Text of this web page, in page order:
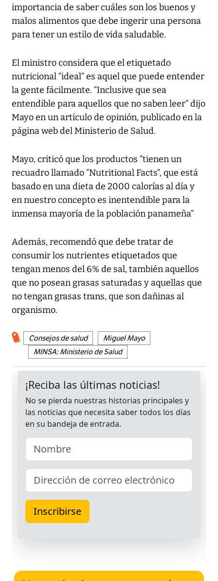
importancia de saber cuáles son los buenos y
malos alimentos que debe ingerir una persona
para tener un estilo de vida saludable.
El ministro considera que el etiquetado
nutricional “ideal” es aquel que puede entender
la gente fácilmente. “Inclusive que sea
entendible para aquellos que no saben leer” dijo
Mayo en un artículo de opinión, publicado en la
página web del Ministerio de Salud.
Mayo, criticó que los productos “tienen un
recuadro llamado “Nutritional Facts”, que está
basado en una dieta de 2000 calorías al día y
en nuestro concepto es inentendible para la
inmensa mayoría de la población panameña”
Además, recomendó que debe tratar de
consumir los nutrientes etiquetados que
tengan menos del 6% de sal, también aquellos
que no posean grasas saturadas y aquellas que
no tengan grasas trans, que son dañinas al
organismo.
Consejos de salud
Miguel Mayo
MINSA: Ministerio de Salud